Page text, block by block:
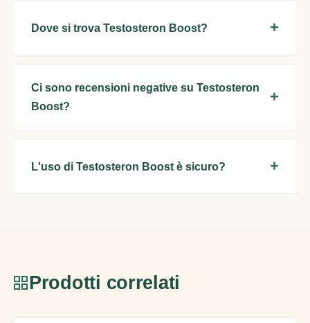
Dove si trova Testosteron Boost?
Ci sono recensioni negative su Testosteron
Boost?
L'uso di Testosteron Boost è sicuro?
Prodotti correlati